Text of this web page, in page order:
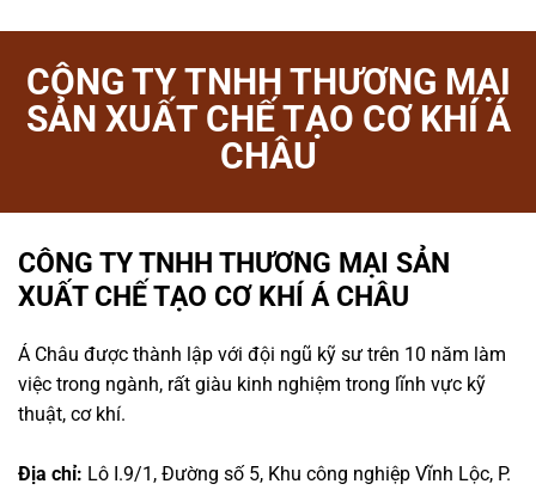
CÔNG TY TNHH THƯƠNG MẠI
SẢN XUẤT CHẾ TẠO CƠ KHÍ Á
CHÂU
CÔNG TY TNHH THƯƠNG MẠI SẢN
XUẤT CHẾ TẠO CƠ KHÍ Á CHÂU
Á Châu được thành lập với đội ngũ kỹ sư trên 10 năm làm
việc trong ngành, rất giàu kinh nghiệm trong lĩnh vực kỹ
thuật, cơ khí.
Địa chỉ: Lô I.9/1, Đường số 5, Khu công nghiệp Vĩnh Lộc, P.